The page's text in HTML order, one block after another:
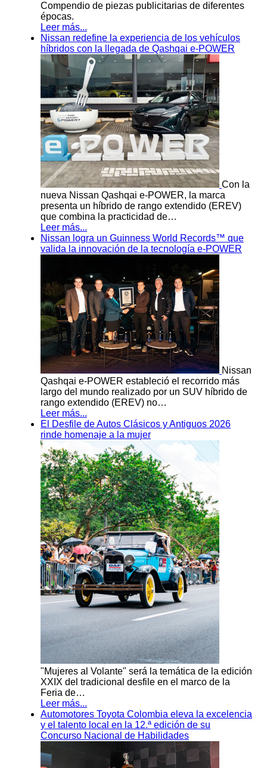
Compendio de piezas publicitarias de diferentes
épocas.
Leer más...
Nissan redefine la experiencia de los vehículos
híbridos con la llegada de Qashqai e-POWER
Con la
nueva Nissan Qashqai e-POWER, la marca
presenta un híbrido de rango extendido (EREV)
que combina la practicidad de…
Leer más...
Nissan logra un Guinness World Records™ que
valida la innovación de la tecnología e-POWER
Nissan
Qashqai e-POWER estableció el recorrido más
largo del mundo realizado por un SUV híbrido de
rango extendido (EREV) no…
Leer más...
El Desfile de Autos Clásicos y Antiguos 2026
rinde homenaje a la mujer
"Mujeres al Volante" será la temática de la edición
XXIX del tradicional desfile en el marco de la
Feria de…
Leer más...
Automotores Toyota Colombia eleva la excelencia
y el talento local en la 12.ª edición de su
Concurso Nacional de Habilidades